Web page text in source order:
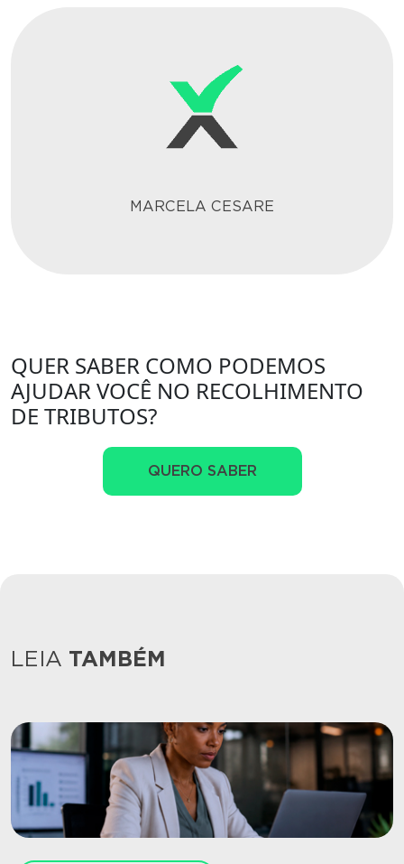
MARCELA CESARE
QUER SABER COMO PODEMOS
AJUDAR VOCÊ NO RECOLHIMENTO
DE TRIBUTOS?
QUERO SABER
LEIA TAMBÉM